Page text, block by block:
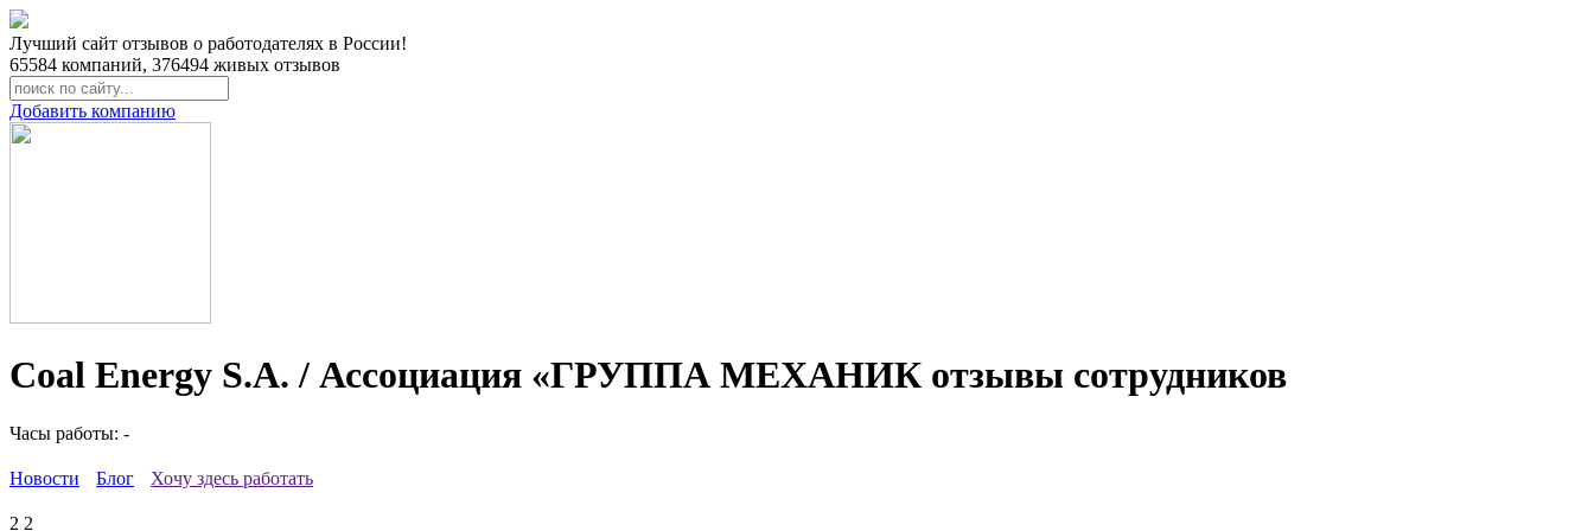
Лучший сайт отзывов о работодателях в России!
65584 компаний, 376494 живых отзывов
Добавить компанию
Coal Energy S.A. / Ассоциация «ГРУППА МЕХАНИК отзывы сотрудников
Часы работы: -
Новости Блог Хочу здесь работать
2 2